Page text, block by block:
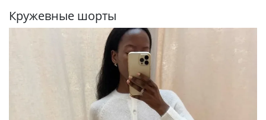
Кружевные шорты